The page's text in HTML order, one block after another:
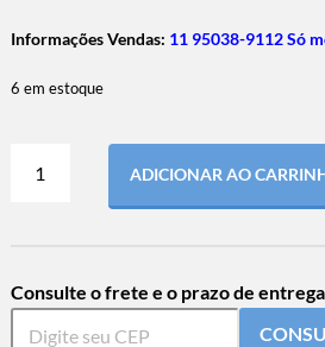
Informações Vendas: 11 95038-9112 Só
6 em estoque
ADICIONAR AO
Consulte o frete e o prazo de